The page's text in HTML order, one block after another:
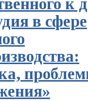
к
в сфере